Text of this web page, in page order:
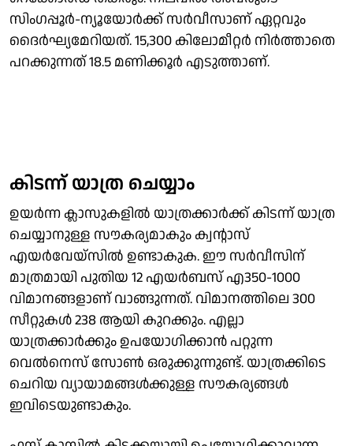
സിംഗപ്പൂര്‍-ന്യൂയോര്‍ക്ക് സര്‍വീസാണ് ഏറ്റവും
ദൈര്‍ഘ്യമേറിയത്. 15,300 കിലോമീറ്റര്‍ നിര്‍ത്താതെ
പറക്കുന്നത് 18.5 മണിക്കൂര്‍ എടുത്താണ്.
കിടന്ന് യാത്ര ചെയ്യാം
ഉയര്‍ന്ന ക്ലാസുകളില്‍ യാത്രക്കാര്‍ക്ക് കിടന്ന് യാത്ര
ചെയ്യാനുള്ള സൗകര്യമാകും ക്വന്റാസ്
എയര്‍വേയ്‌സില്‍ ഉണ്ടാകുക. ഈ സര്‍വീസിന്
മാത്രമായി പുതിയ 12 എയര്‍ബസ് എ350-1000
വിമാനങ്ങളാണ് വാങ്ങുന്നത്. വിമാനത്തിലെ 300
സീറ്റുകള്‍ 238 ആയി കുറക്കും. എല്ലാ
യാത്രക്കാര്‍ക്കും ഉപയോഗിക്കാന്‍ പറ്റുന്ന
വെല്‍നെസ് സോണ്‍ ഒരുക്കുന്നുണ്ട്. യാത്രക്കിടെ
ചെറിയ വ്യായാമങ്ങള്‍ക്കുള്ള സൗകര്യങ്ങള്‍
ഇവിടെയുണ്ടാകും.